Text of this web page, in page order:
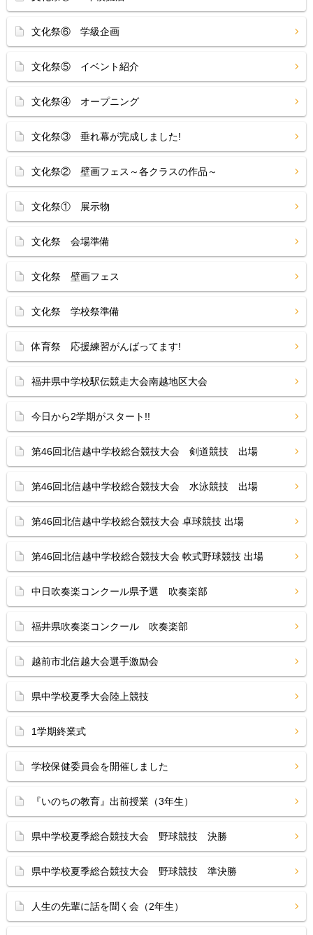
文化祭⑥ 学級企画
文化祭⑤ イベント紹介
文化祭④ オープニング
文化祭③ 垂れ幕が完成しました!
文化祭② 壁画フェス～各クラスの作品～
文化祭① 展示物
文化祭 会場準備
文化祭 壁画フェス
文化祭 学校祭準備
体育祭 応援練習がんばってます!
福井県中学校駅伝競走大会南越地区大会
今日から2学期がスタート!!
第46回北信越中学校総合競技大会 剣道競技 出場
第46回北信越中学校総合競技大会 水泳競技 出場
第46回北信越中学校総合競技大会 卓球競技 出場
第46回北信越中学校総合競技大会 軟式野球競技 出場
中日吹奏楽コンクール県予選 吹奏楽部
福井県吹奏楽コンクール 吹奏楽部
越前市北信越大会選手激励会
県中学校夏季大会陸上競技
1学期終業式
学校保健委員会を開催しました
『いのちの教育』出前授業（3年生）
県中学校夏季総合競技大会 野球競技 決勝
県中学校夏季総合競技大会 野球競技 準決勝
人生の先輩に話を聞く会（2年生）